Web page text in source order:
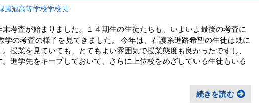
風冠高等学校学校長
考査が始まりました。１４期生の生徒たちも、いよいよ最後の考査に
学の考査の様子を見てきました。 今年は、看護系進路希望の生徒は既に
授業を見ていても、とてもよい雰囲気で授業態度も良かったですし、
進学先をキープしておいて、さらに上位校をめざしている生徒もいる
続きを読む